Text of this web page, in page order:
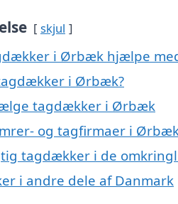
skjul
i Ørbæk hjælpe
i Ørbæk?
tagdækker i Ørbæk
og tagfirmaer i
tagdækker i de
i andre dele af Danmark